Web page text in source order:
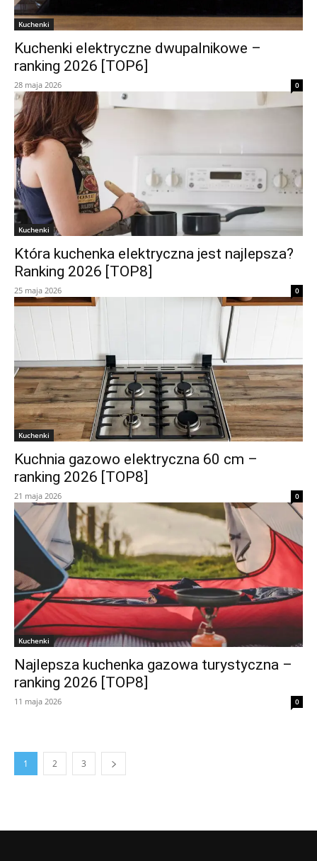
Kuchenki
Kuchenki elektryczne dwupalnikowe –
ranking 2026 [TOP6]
28 maja 2026 0
Kuchenki
Która kuchenka elektryczna jest najlepsza?
Ranking 2026 [TOP8]
25 maja 2026 0
Kuchenki
Kuchnia gazowo elektryczna 60 cm –
ranking 2026 [TOP8]
21 maja 2026 0
Kuchenki
Najlepsza kuchenka gazowa turystyczna –
ranking 2026 [TOP8]
11 maja 2026 0
1 2 3